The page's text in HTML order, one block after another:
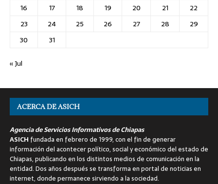
16
17 18 19 20 21
22
23
24 25 26 27 28
29
30
31
« Jul
ACERCA DE ASICH
Agencia de Servicios Informativos de Chiapas
ASICH fundada en febrero de 1999, con el fin de generar
información del acontecer político, social y económico del estado de
Chiapas, publicando en los distintos medios de comunicación en la
entidad. Dos años después se transforma en portal de noticias en
internet, donde permanece sirviendo a la sociedad.